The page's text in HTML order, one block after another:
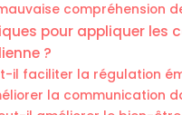
compréhension
pour appliquer les
?
il faciliter la régulation
la communication